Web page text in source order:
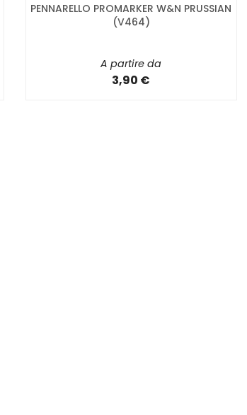
PENNARELLO PROMARKER W&N PRUSSIAN
(V464)
A partire da
3,90 €